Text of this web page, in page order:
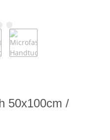
50x100cm /